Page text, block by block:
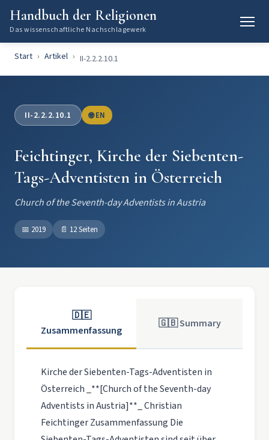
Handbuch der Religionen
Das wissenschaftliche Nachschlagewerk
Start Artikel II-2.2.2.10.1
II-2.2.2.10.1 🌐 EN
Feichtinger, Kirche der Siebenten-
Tags-Adventisten in Österreich
Church of the Seventh-day Adventists in Austria
📅 2019 📄 12 Seiten
🇩🇪
Zusammenfassung
🇬🇧 Summary
Kirche der Siebenten-Tags-Adventisten in
Österreich _**[Church of the Seventh-day
Adventists in Austria]**_ Christian
Feichtinger Zusammenfassung Die